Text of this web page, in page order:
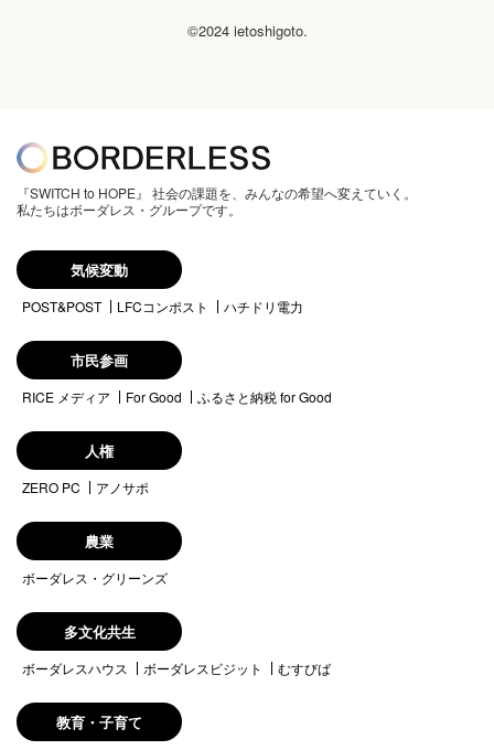
©2024 ietoshigoto.
『SWITCH to HOPE』 社会の課題を、みんなの希望へ変えていく。
私たちはボーダレス・グループです。
気候変動
POST&POST LFCコンポスト ハチドリ電力
市民参画
RICE メディア For Good ふるさと納税 for Good
人権
ZERO PC アノサポ
農業
ボーダレス・グリーンズ
多文化共生
ボーダレスハウス ボーダレスビジット むすびば
教育・子育て